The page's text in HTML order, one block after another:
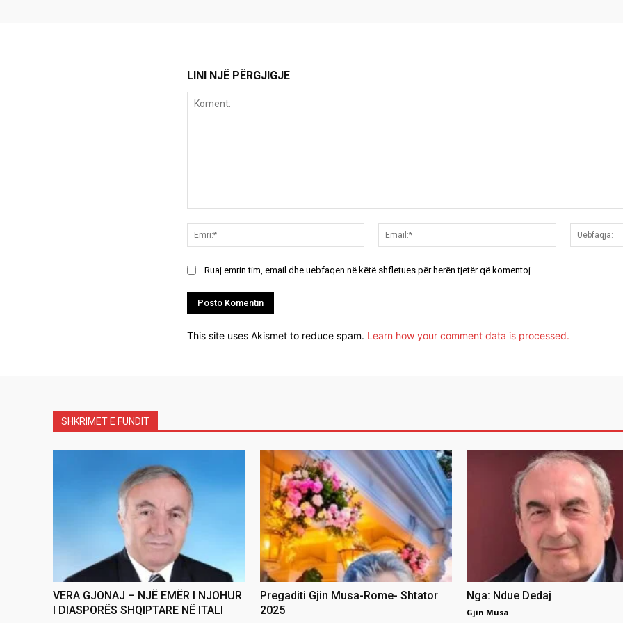
LINI NJË PËRGJIGJE
Emri:*
Email:*
Ruaj emrin tim, email dhe uebfaqen në këtë shfletues për herën tjetër që komentoj.
This site uses Akismet to reduce spam. Learn how your comment data is processed.
SHKRIMET E FUNDIT
VERA GJONAJ – NJË EMËR I NJOHUR
I DIASPORËS SHQIPTARE NË ITALI
Pregaditi Gjin Musa-Rome- Shtator
2025
Nga: Ndue Dedaj
Gjin Musa